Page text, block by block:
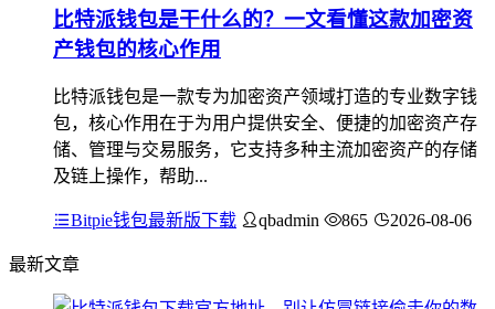
比特派钱包是干什么的？一文看懂这款加密资
产钱包的核心作用
比特派钱包是一款专为加密资产领域打造的专业数字钱
包，核心作用在于为用户提供安全、便捷的加密资产存
储、管理与交易服务，它支持多种主流加密资产的存储
及链上操作，帮助...
Bitpie钱包最新版下载 qbadmin 865 2026-08-06
最新文章